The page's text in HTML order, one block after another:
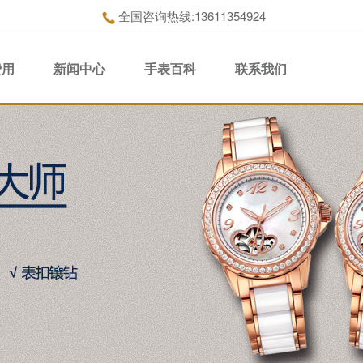
全国咨询热线:13611354924
新闻中心 手表百科 联系我们